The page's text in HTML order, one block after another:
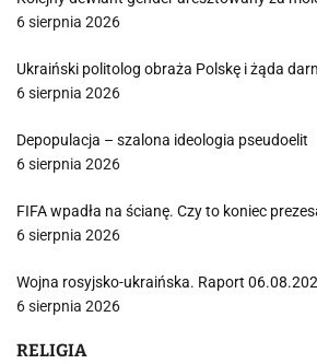
6 sierpnia 2026
Ukraiński politolog obraża Polskę i żąda
6 sierpnia 2026
Depopulacja – szalona ideologia pseudoelit
6 sierpnia 2026
FIFA wpadła na ścianę. Czy to koniec
6 sierpnia 2026
Wojna rosyjsko-ukraińska. Raport
6 sierpnia 2026
RELIGIA